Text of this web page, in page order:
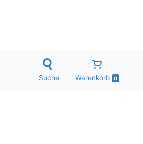
Suche Warenkorb 0